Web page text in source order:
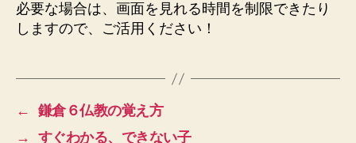
必要な場合は、画面を見れる時間を制限できたり
しますので、ご活用ください！
←
鎌倉６仏教の覚え方
→
すぐわかる、できない子